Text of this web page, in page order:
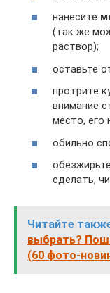
нанесите
(так же
раствор);
оставьте
протрите
внимание
место, его
обильно
сделать,
Читайте
выбрать?
(60 фото-